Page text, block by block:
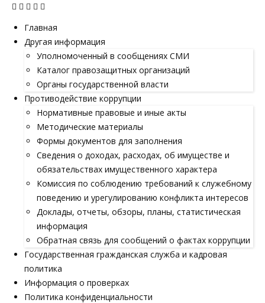
Главная
Другая информация
Уполномоченный в сообщениях СМИ
Каталог правозащитных организаций
Органы государственной власти
Противодействие коррупции
Нормативные правовые и иные акты
Методические материалы
Формы документов для заполнения
Сведения о доходах, расходах, об имуществе и
обязательствах имущественного характера
Комиссия по соблюдению требований к служебному
поведению и урегулированию конфликта интересов
Доклады, отчеты, обзоры, планы, статистическая
информация
Обратная связь для сообщений о фактах коррупции
Государственная гражданская служба и кадровая
политика
Информация о проверках
Политика конфиденциальности